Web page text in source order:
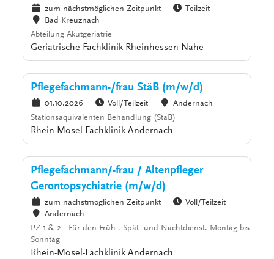
zum nächstmöglichen Zeitpunkt
Teilzeit
Bad Kreuznach
Abteilung Akutgeriatrie
Geriatrische Fachklinik Rheinhessen-Nahe
Pflegefachmann-/frau StäB (m/w/d)
01.10.2026 Voll/Teilzeit
Andernach
Stationsäquivalenten Behandlung (StäB)
Rhein-Mosel-Fachklinik Andernach
Pflegefachmann/-frau / Altenpfleger
Gerontopsychiatrie (m/w/d)
zum nächstmöglichen Zeitpunkt
Voll/Teilzeit
Andernach
PZ 1 & 2 - Für den Früh-, Spät- und Nachtdienst. Montag bis
Sonntag
Rhein-Mosel-Fachklinik Andernach